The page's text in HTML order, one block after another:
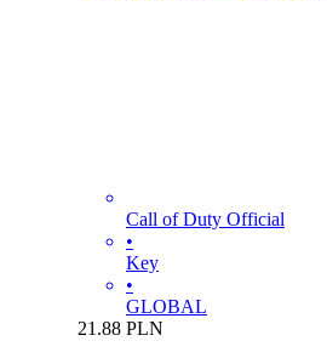
Call of Duty Official
•
Key
•
GLOBAL
21.88 PLN